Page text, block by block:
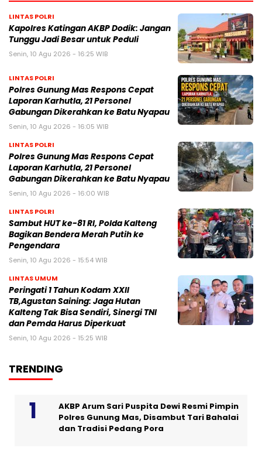
LINTAS POLRI
Kapolres Katingan AKBP Dodik: Jangan
Tunggu Jadi Besar untuk Peduli
Senin, 10 Agu 2026 - 16:25 WIB
LINTAS POLRI
Polres Gunung Mas Respons Cepat
Laporan Karhutla, 21 Personel
Gabungan Dikerahkan ke Batu Nyapau
Senin, 10 Agu 2026 - 16:05 WIB
LINTAS POLRI
Polres Gunung Mas Respons Cepat
Laporan Karhutla, 21 Personel
Gabungan Dikerahkan ke Batu Nyapau
Senin, 10 Agu 2026 - 16:00 WIB
LINTAS POLRI
Sambut HUT ke-81 RI, Polda Kalteng
Bagikan Bendera Merah Putih ke
Pengendara
Senin, 10 Agu 2026 - 15:54 WIB
LINTAS UMUM
Peringati 1 Tahun Kodam XXII
TB,Agustan Saining: Jaga Hutan
Kalteng Tak Bisa Sendiri, Sinergi TNI
dan Pemda Harus Diperkuat
Senin, 10 Agu 2026 - 15:25 WIB
TRENDING
AKBP Arum Sari Puspita Dewi Resmi Pimpin
Polres Gunung Mas, Disambut Tari Bahalai
dan Tradisi Pedang Pora